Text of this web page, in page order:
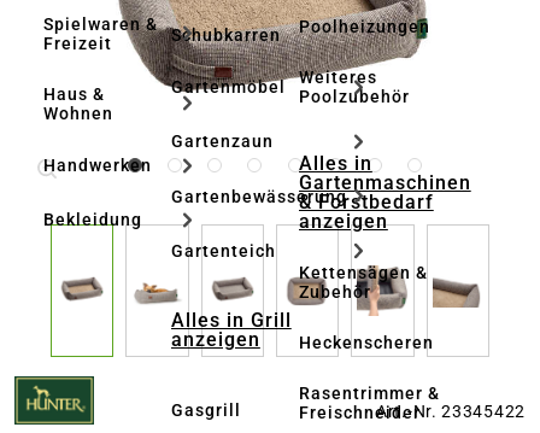
Spielwaren &
Freizeit
Haus &
Wohnen
Handwerken
Bekleidung
Schubkarren
Gartenmöbel
Gartenzaun
Gartenbewässerung
Gartenteich
Alles in Grill
anzeigen
Gasgrill
Poolheizungen
Weiteres
Poolzubehör
Alles in
Gartenmaschinen
& Forstbedarf
anzeigen
Kettensägen &
Zubehör
Heckenscheren
Rasentrimmer &
FreischneiderArt.-Nr. 23345422